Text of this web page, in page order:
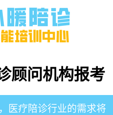
顾问机构报考
医疗陪诊行业的需求将